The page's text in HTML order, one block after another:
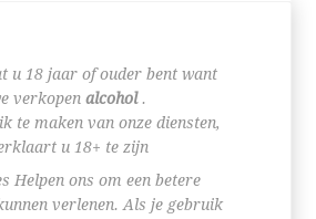
u 18 jaar of ouder bent want
verkopen alcohol.
te maken van onze diensten,
u 18+ te zijn
Helpen ons om een betere
verlenen. Als je gebruik